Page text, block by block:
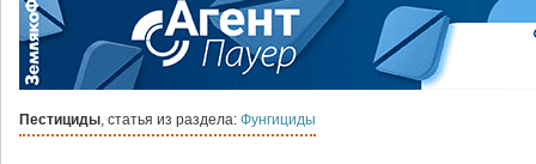
Пестициды, статья из раздела: Фунгициды